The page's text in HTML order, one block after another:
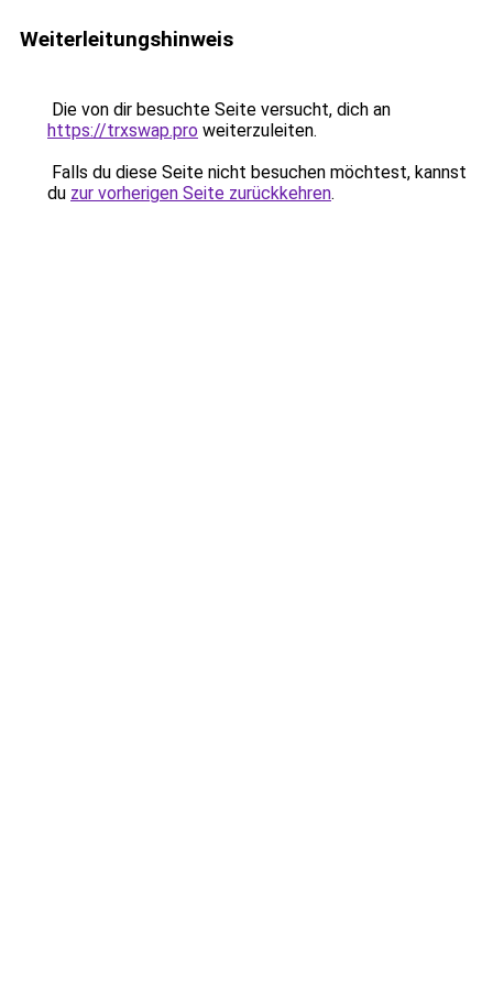
Weiterleitungshinweis
Die von dir besuchte Seite versucht, dich an
https://trxswap.pro weiterzuleiten.
Falls du diese Seite nicht besuchen möchtest, kannst
du zur vorherigen Seite zurückkehren.